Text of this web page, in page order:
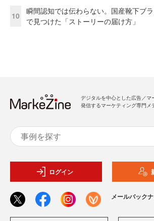
10
瞬間認知では伝わらない。国産靴下ブ
で見つけた「ストーリーの届け方」
デジタルを中心とした広告／マ
発信するマーケティング専門メ
ログイン
メールバック